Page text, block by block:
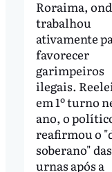
Roraima,
trabalhou
ativamente
favorecer
garimpeiros
ilegais.
em 1º turno
ano, o
reafirmou o
soberano" das
urnas após a